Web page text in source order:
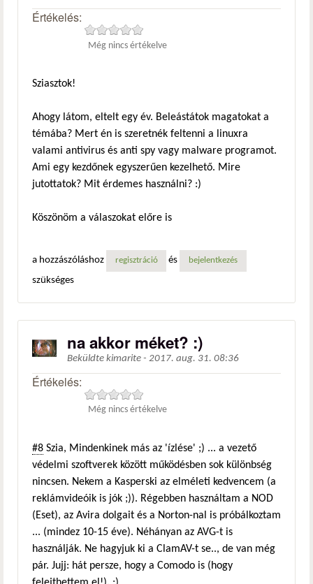
Értékelés:
Még nincs értékelve
Sziasztok!
Ahogy látom, eltelt egy év. Beleástátok magatokat a
témába? Mert én is szeretnék feltenni a linuxra
valami antivirus és anti spy vagy malware programot.
Ami egy kezdőnek egyszerűen kezelhető. Mire
jutottatok? Mit érdemes használni? :)
Köszönöm a válaszokat előre is
a hozzászóláshoz regisztráció és bejelentkezés
szükséges
na akkor méket? :)
Beküldte kimarite - 2017. aug. 31. 08:36
Értékelés:
Még nincs értékelve
#8 Szia, Mindenkinek más az 'ízlése' ;) ... a vezető
védelmi szoftverek között működésben sok különbség
nincsen. Nekem a Kasperski az elméleti kedvencem (a
reklámvideóik is jók ;)). Régebben használtam a NOD
(Eset), az Avira dolgait és a Norton-nal is próbálkoztam
... (mindez 10-15 éve). Néhányan az AVG-t is
használják. Ne hagyjuk ki a ClamAV-t se.., de van még
pár. Jujj: hát persze, hogy a Comodo is (hogy